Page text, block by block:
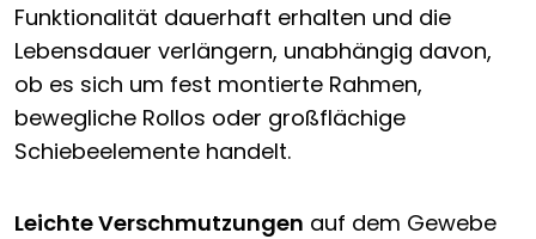
Funktionalität dauerhaft erhalten und die
Lebensdauer verlängern, unabhängig davon,
ob es sich um fest montierte Rahmen,
bewegliche Rollos oder großflächige
Schiebeelemente handelt.
Leichte Verschmutzungen auf dem Gewebe